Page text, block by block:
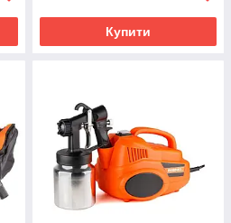
Купити